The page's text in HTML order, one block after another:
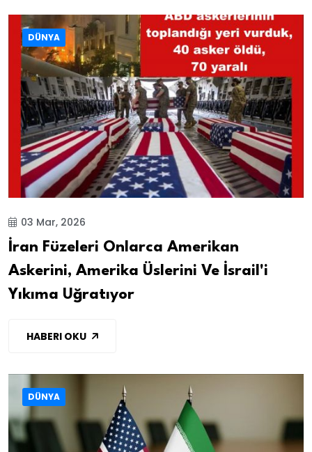
DÜNYA
03 Mar, 2026
İran Füzeleri Onlarca Amerikan
Askerini, Amerika Üslerini Ve İsrail'i
Yıkıma Uğratıyor
HABERI OKU
DÜNYA